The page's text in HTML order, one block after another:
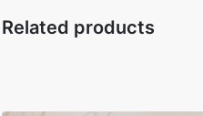
Related products